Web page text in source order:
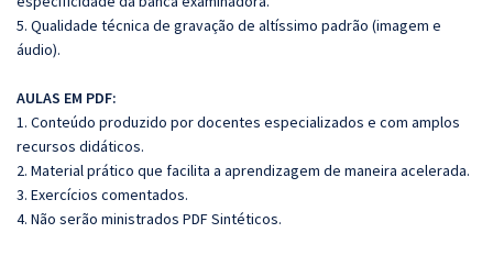
5. Qualidade técnica de gravação de altíssimo padrão (imagem e
áudio).
AULAS EM PDF:
1. Conteúdo produzido por docentes especializados e com amplos
recursos didáticos.
2. Material prático que facilita a aprendizagem de maneira acelerada.
3. Exercícios comentados.
4. Não serão ministrados PDF Sintéticos.